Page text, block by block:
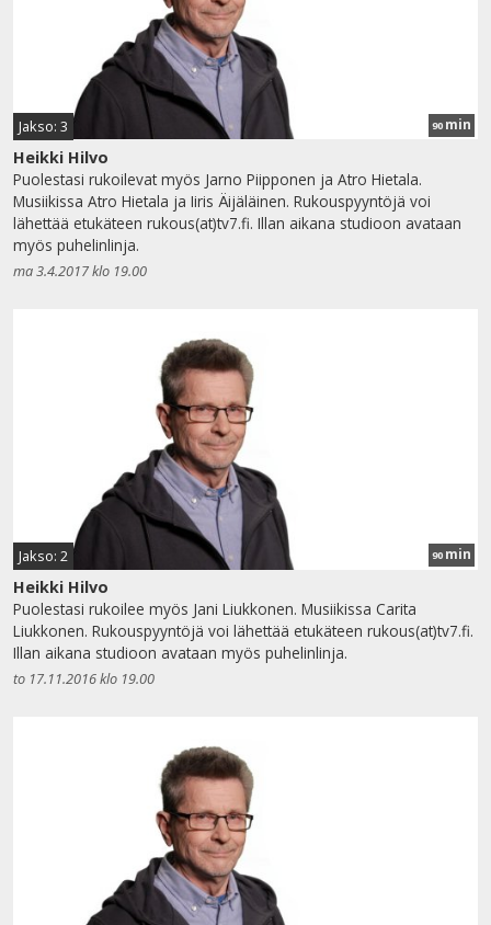
Jakso: 3 90 min
Heikki Hilvo
Puolestasi rukoilevat myös Jarno Piipponen ja Atro Hietala.
Musiikissa Atro Hietala ja Iiris Äijäläinen. Rukouspyyntöjä voi
lähettää etukäteen rukous(at)tv7.fi. Illan aikana studioon avataan
myös puhelinlinja.
ma 3.4.2017 klo 19.00
Jakso: 2 90 min
Heikki Hilvo
Puolestasi rukoilee myös Jani Liukkonen. Musiikissa Carita
Liukkonen. Rukouspyyntöjä voi lähettää etukäteen rukous(at)tv7.fi.
Illan aikana studioon avataan myös puhelinlinja.
to 17.11.2016 klo 19.00